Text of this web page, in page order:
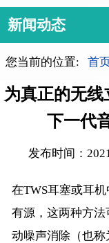
新闻动态
您当前的位置:首
为真正的无
下一代
发布时间：
在TWS耳塞或耳
有源，这两种方
动噪声消除（也称